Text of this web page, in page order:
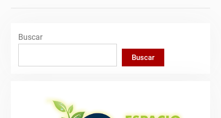
Buscar
Buscar